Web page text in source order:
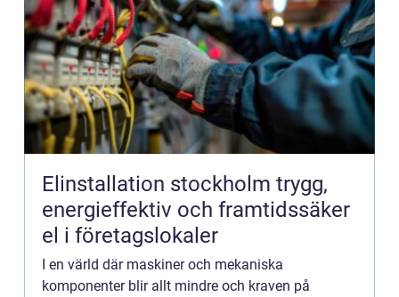
Elinstallation stockholm trygg,
energieffektiv och framtidssäker
el i företagslokaler
I en värld där maskiner och mekaniska
komponenter blir allt mindre och kraven på